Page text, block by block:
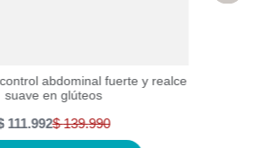
abdominal fuerte y realce
suave en glúteos
$ 139.990
111.992